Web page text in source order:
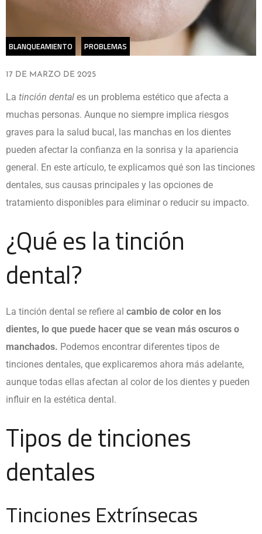
BLANQUEAMIENTO PROBLEMAS
17 DE MARZO DE 2025
La tinción dental es un problema estético que afecta a
muchas personas. Aunque no siempre implica riesgos
graves para la salud bucal, las manchas en los dientes
pueden afectar la confianza en la sonrisa y la apariencia
general. En este artículo, te explicamos qué son las tinciones
dentales, sus causas principales y las opciones de
tratamiento disponibles para eliminar o reducir su impacto.
¿Qué es la tinción
dental?
La tinción dental se refiere al cambio de color en los
dientes, lo que puede hacer que se vean más oscuros o
manchados. Podemos encontrar diferentes tipos de
tinciones dentales, que explicaremos ahora más adelante,
aunque todas ellas afectan al color de los dientes y pueden
influir en la estética dental.
Tipos de tinciones
dentales
Tinciones Extrínsecas